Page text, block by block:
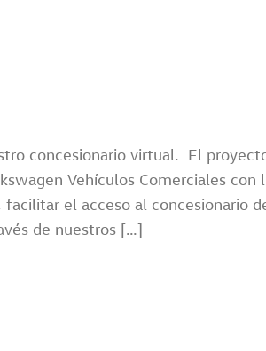
concesionario virtual. El
Vehículos Comerciales con
el acceso al concesionario
de nuestros […]